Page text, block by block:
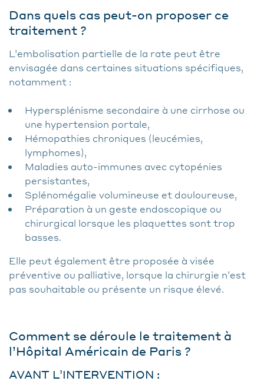
Dans quels cas peut-on proposer ce
traitement ?
L’embolisation partielle de la rate peut être
envisagée dans certaines situations spécifiques,
notamment :
Hypersplénisme secondaire à une cirrhose ou
une hypertension portale,
Hémopathies chroniques (leucémies,
lymphomes),
Maladies auto-immunes avec cytopénies
persistantes,
Splénomégalie volumineuse et douloureuse,
Préparation à un geste endoscopique ou
chirurgical lorsque les plaquettes sont trop
basses.
Elle peut également être proposée à visée
préventive ou palliative, lorsque la chirurgie n’est
pas souhaitable ou présente un risque élevé.
Comment se déroule le traitement à
l’Hôpital Américain de Paris ?
AVANT L’INTERVENTION :